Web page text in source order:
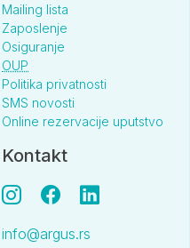
Mailing lista
Zaposlenje
Osiguranje
OUP
Politika privatnosti
SMS novosti
Online rezervacije uputstvo
Kontakt
info@argus.rs